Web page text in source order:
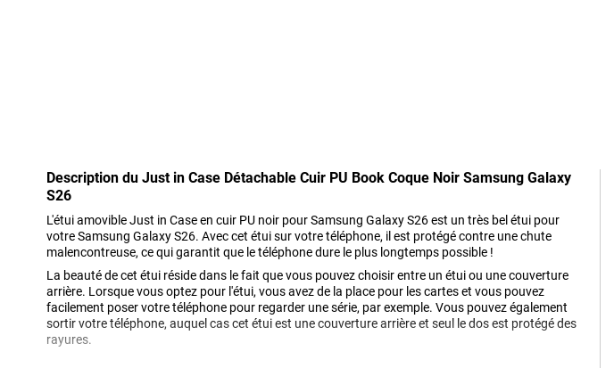
Description du Just in Case Détachable Cuir PU Book Coque Noir Samsung Galaxy
S26
L'étui amovible Just in Case en cuir PU noir pour Samsung Galaxy S26 est un très bel étui pour
votre Samsung Galaxy S26. Avec cet étui sur votre téléphone, il est protégé contre une chute
malencontreuse, ce qui garantit que le téléphone dure le plus longtemps possible !
La beauté de cet étui réside dans le fait que vous pouvez choisir entre un étui ou une couverture
arrière. Lorsque vous optez pour l'étui, vous avez de la place pour les cartes et vous pouvez
facilement poser votre téléphone pour regarder une série, par exemple. Vous pouvez également
sortir votre téléphone, auquel cas cet étui est une couverture arrière et seul le dos est protégé des
rayures.